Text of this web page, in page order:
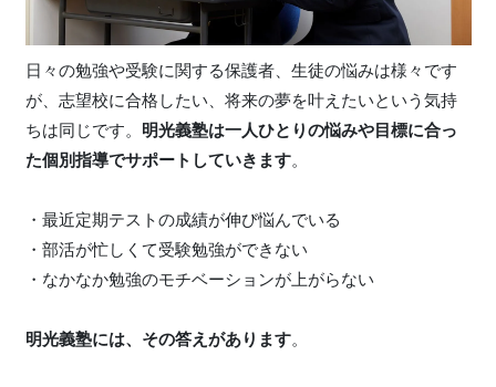
日々の勉強や受験に関する保護者、生徒の悩みは様々です
が、志望校に合格したい、将来の夢を叶えたいという気持
ちは同じです。 明光義塾は一人ひとりの悩みや目標に合っ
た個別指導でサポートしていきます。
・最近定期テストの成績が伸び悩んでいる
・部活が忙しくて受験勉強ができない
・なかなか勉強のモチベーションが上がらない
明光義塾には、その答えがあります。